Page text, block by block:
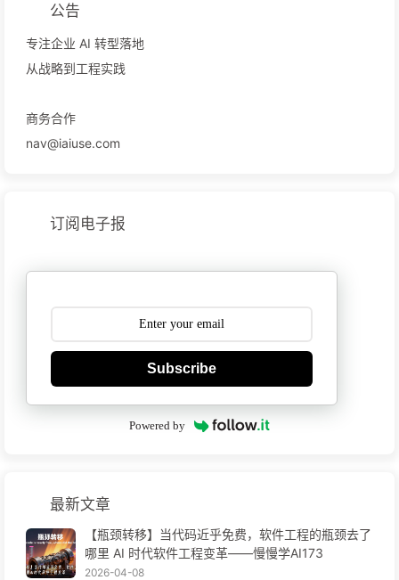
公告
专注企业 AI 转型落地
从战略到工程实践
商务合作
nav@iaiuse.com
订阅电子报
Subscribe
Powered by
最新文章
【瓶颈转移】当代码近乎免费，软件工程的瓶颈去了
哪里 AI 时代软件工程变革——慢慢学AI173
2026-04-08